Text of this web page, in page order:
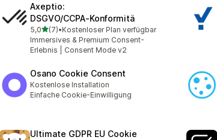
Axeptio:
DSGVO/CCPA‑Konformitä
5,0von 5 Sternen
(7)
7 Rezensionen insgesamt
•Kostenloser Plan verfügbar
Immersives & Premium Consent-
Erlebnis | Consent Mode v2
Osano Cookie Consent
Kostenlose Installation
Einfache Cookie-Einwilligung
Ultimate GDPR EU Cookie